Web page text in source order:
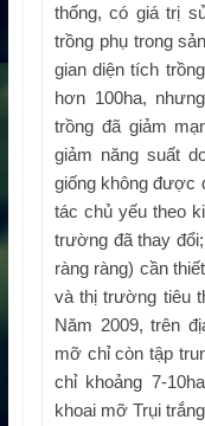
thống, có giá trị
trồng phụ trong
gian diện tích
hơn 100ha,
trồng đã giảm
giảm năng suất
giống không được
tác chủ yếu theo
trường đã thay
ràng ràng) cần
và thị trường tiêu
Năm 2009, trên
mỡ chỉ còn tập
chỉ khoảng 7-
khoai mỡ Trụi